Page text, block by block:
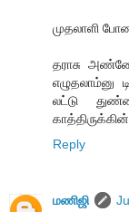
முதலாளி
தராசு
எழுதலாம்னு
லட்டு
Reply
மணிஜி